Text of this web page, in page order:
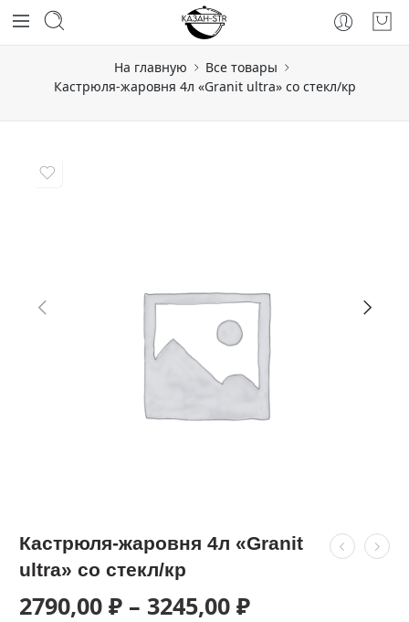
На главную
Все товары
Кастрюля-жаровня 4л «Granit ultra» со стекл/кр
Кастрюля-жаровня 4л «Granit
ultra» со стекл/кр
2790,00 ₽ – 3245,00 ₽